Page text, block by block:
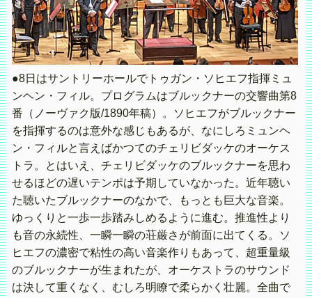
●8日はサントリーホールでトゥガン・ソヒエフ指揮ミュ
ンヘン・フィル。プログラムはブルックナーの交響曲第8
番（ノーヴァク版/1890年稿）。ソヒエフがブルックナー
を指揮するのは意外な感じもあるが、なにしろミュンヘ
ン・フィルと言えばかつてのチェリビダッケのオーケス
トラ。とはいえ、チェリビダッケのブルックナーを思わ
せるほどの遅いテンポは予期していなかった。近年聴い
た聴いたブルックナーのなかで、もっとも巨大な音楽。
ゆっくりと一歩一歩踏みしめるように進む。推進性より
も音の永続性、一瞬一瞬の荘厳さが前面に出てくる。ソ
ヒエフの濃密で粘性の高い音楽作りもあって、超重量級
のブルックナーが生まれたが、オーケストラのサウンド
は決して重くなく、むしろ明瞭で柔らかく壮麗。全曲で